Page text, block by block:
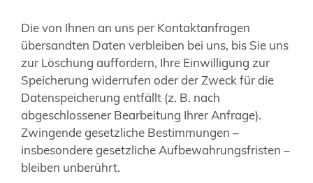
Die von Ihnen an uns per Kontaktanfragen
übersandten Daten verbleiben bei uns, bis Sie uns
zur Löschung auffordern, Ihre Einwilligung zur
Speicherung widerrufen oder der Zweck für die
Datenspeicherung entfällt (z. B. nach
abgeschlossener Bearbeitung Ihrer Anfrage).
Zwingende gesetzliche Bestimmungen –
insbesondere gesetzliche Aufbewahrungsfristen –
bleiben unberührt.